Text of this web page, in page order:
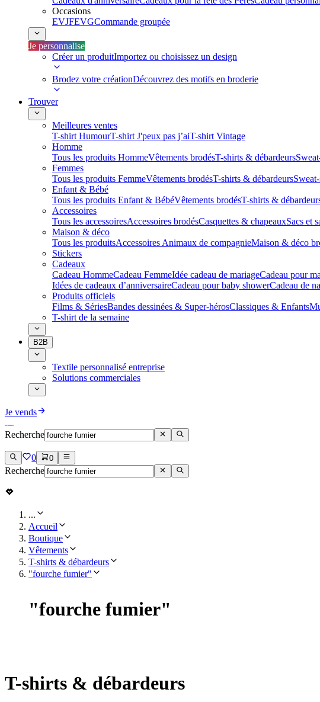
Occasions
EVJFEVGCommande groupée
Je personnalise
Créer un produitImportez ou choisissez un design
Brodez votre créationDécouvrez des motifs en broderie
Trouver
Meilleures ventes
T-shirt HumourT-shirt J'peux pas j’aiT-shirt Vintage
Homme
Tous les produits HommeVêtements brodésT-shirts & débardeurs
Femmes
Tous les produits FemmeVêtements brodésT-shirts & débardeurs
Enfant & Bébé
Tous les produits Enfant & BébéVêtements brodésT-shirts &
Accessoires
Tous les accessoiresAccessoires brodésCasquettes & chapeauxSacs et
Maison & déco
Tous les produitsAccessoires Animaux de compagnieMaison & déco
Stickers
Cadeaux
Cadeau HommeCadeau FemmeIdée cadeau de mariage​Cadeau pour
Idées de cadeaux d’anniversaireCadeau pour baby showerCadeau de
Produits officiels
Films & SériesBandes dessinées & Super-hérosClassiques & Enfants
T-shirt de la semaine
B2B
Textile personnalisé entreprise
Solutions commerciales
Je vends
Recherche
0 0
Recherche
...
Accueil
Boutique
Vêtements
T-shirts & débardeurs
"fourche fumier"
"fourche fumier"
T-shirts & débardeurs